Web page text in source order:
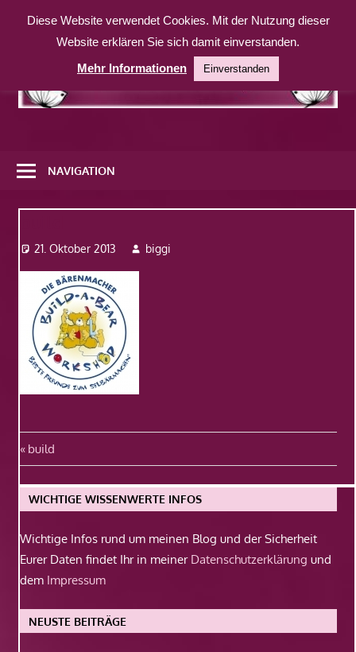
Inhalt
weitere
Website
NAVIGATION
21. Oktober 2013 biggi
Beitragsnavigation
Vorheriger
Beitrag:
build
WICHTIGE WISSENWERTE INFOS
Wichtige Infos rund um meinen Blog und der Sicherheit
Eurer Daten findet Ihr in meiner Datenschutzerklärung und
dem Impressum
NEUSTE BEITRÄGE
Diese Website verwendet Cookies. Mit der Nutzung dieser
Website erklären Sie sich damit einverstanden.
Mehr Informationen
Einverstanden